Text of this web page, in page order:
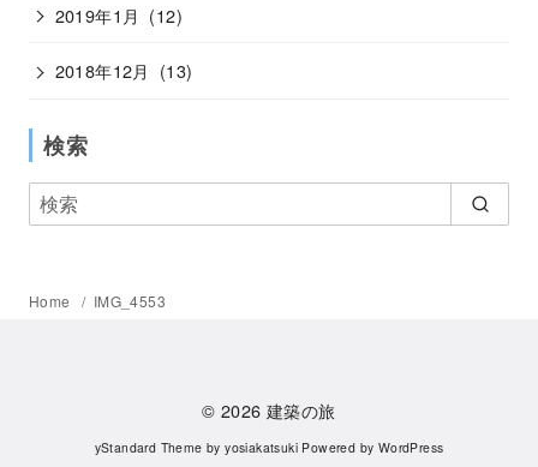
2019年1月 (12)
2018年12月 (13)
検索
Home IMG_4553
© 2026建築の旅
yStandard Theme byyosiakatsuki Powered by WordPress